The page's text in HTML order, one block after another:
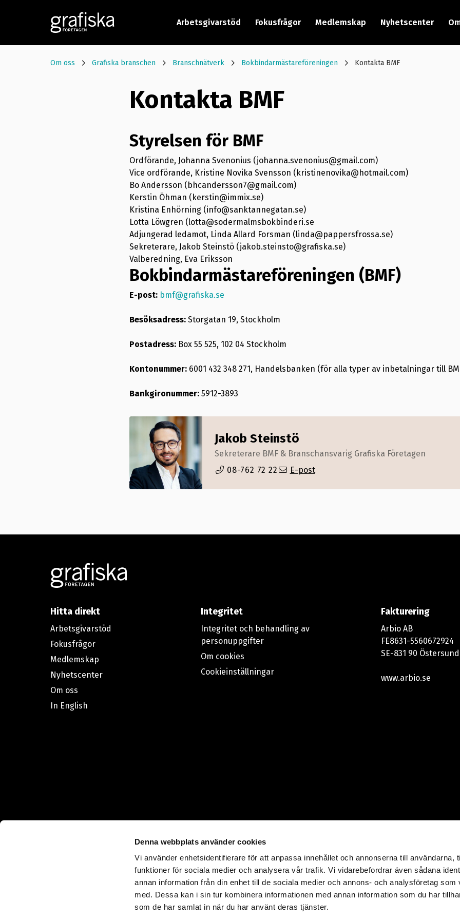
Denna webbplats använder cookies
Vi använder enhetsidentifierare för att anpassa innehållet och annonserna till användarna,
funktioner för sociala medier och analysera vår trafik. Vi vidarebefordrar även sådana
annan information från din enhet till de sociala medier och annons- och analysföretag som
med. Dessa kan i sin tur kombinera informationen med annan information som du har
som de har samlat in när du har använt deras tjänster.
Arbetsgivarstöd Fokusfrågor Medlemskap Nyhetscenter
Om oss Grafiska branschen Branschnätverk Bokbindarmästareföreningen Kontakta BMF
Kontakta BMF
Styrelsen för BMF
Ordförande, Johanna Svenonius (johanna.svenonius@gmail.com)
Vice ordförande, Kristine Novika Svensson (kristinenovika@hotmail.com)
Bo Andersson (bhcandersson7@gmail.com)
Kerstin Öhman (kerstin@immix.se)
Kristina Enhörning (info@sanktannegatan.se)
Lotta Löwgren (lotta@sodermalmsbokbinderi.se
Adjungerad ledamot, Linda Allard Forsman (linda@pappersfrossa.se)
Sekreterare, Jakob Steinstö (jakob.steinsto@grafiska.se)
Valberedning, Eva Eriksson
Bokbindarmästareföreningen (BMF)
E-post: bmf@grafiska.se
Besöksadress: Storgatan 19, Stockholm
Postadress: Box 55 525, 102 04 Stockholm
Kontonummer: 6001 432 348 271, Handelsbanken (för alla typer av inbetalningar till
Bankgironummer: 5912-3893
Jakob Steinstö
Sekreterare BMF & Branschansvarig Grafiska Företagen
08-762 72 22
E-post
Hitta direkt
Arbetsgivarstöd
Fokusfrågor
Medlemskap
Nyhetscenter
Om oss
In English
Integritet
Integritet och behandling av
personuppgifter
Om cookies
Cookieinställningar
Fakturering
Arbio AB
FE8631-5560672924
SE-831 90 Östersund
www.arbio.se